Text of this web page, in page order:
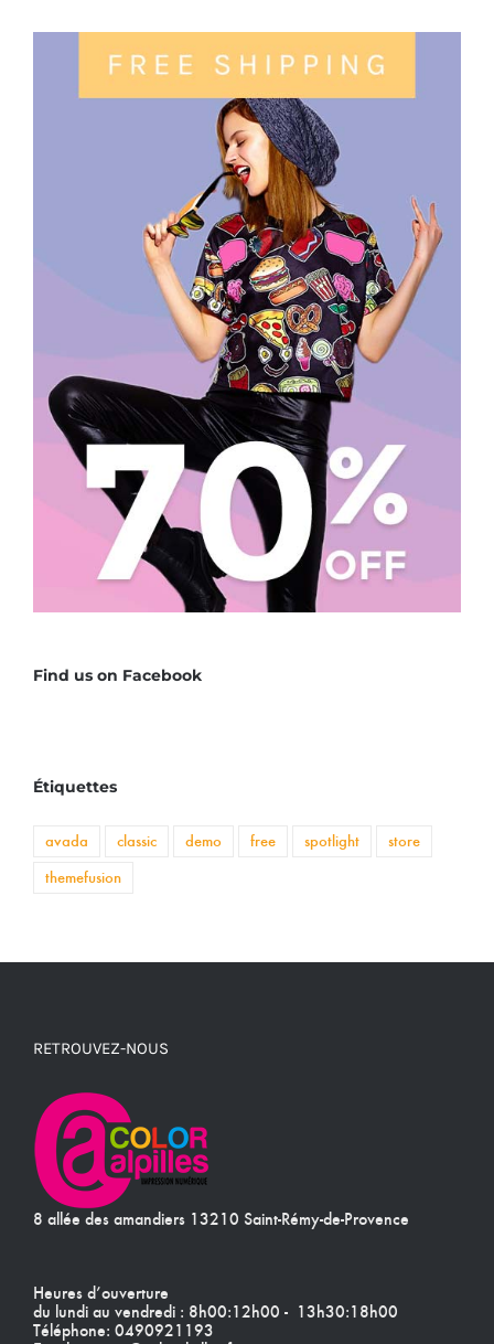
Find us on Facebook
Étiquettes
avada classic demo free spotlight
store
themefusion
RETROUVEZ-NOUS
8 allée des amandiers 13210 Saint-Rémy-de-Provence
Heures d’ouverture
du lundi au vendredi : 8h00:12h00 - 13h30:18h00
Téléphone: 0490921193